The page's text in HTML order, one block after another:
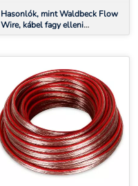
Hasonlók, mint Waldbeck Flow
Wire, kábel fagy elleni
védelemre, 4 m, termosztáttal,